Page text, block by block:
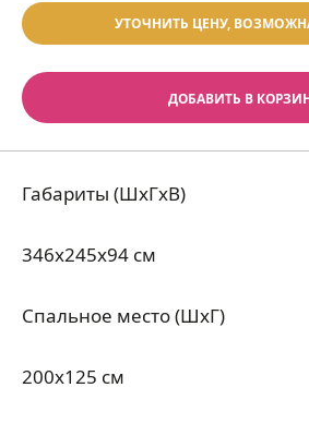
УТОЧНИТЬ ЦЕНУ,
ДОБАВИТЬ В
Габариты (ШхГхВ)
346x245x94 см
Спальное место (ШхГ)
200x125 см